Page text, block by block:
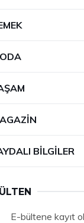
BILGILER
E-bültene kayıt